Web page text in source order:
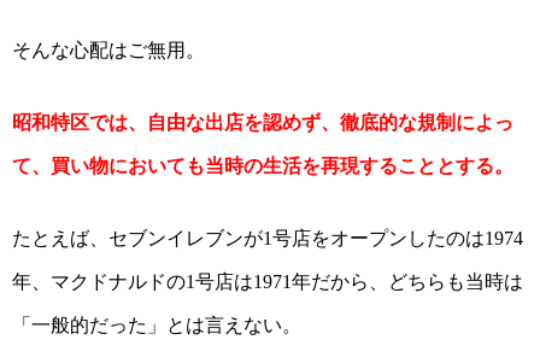
そんな心配はご無用。
昭和特区では、自由な出店を認めず、徹底的な規制によっ
て、買い物においても当時の生活を再現することとする。
たとえば、セブンイレブンが1号店をオープンしたのは1974
年、マクドナルドの1号店は1971年だから、どちらも当時は
「一般的だった」とは言えない。